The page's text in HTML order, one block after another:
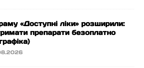
«Доступні ліки» розширили:
препарати безоплатно